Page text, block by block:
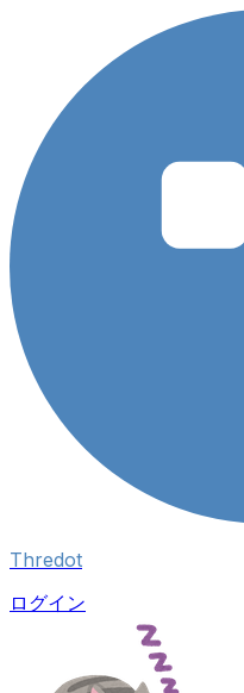
Thredot
ログイン